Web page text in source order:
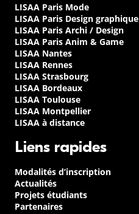
LISAA Paris Mode
LISAA Paris Design graphique
LISAA Paris Archi / Design
LISAA Paris Anim & Game
LISAA Nantes
LISAA Rennes
LISAA Strasbourg
LISAA Bordeaux
LISAA Toulouse
LISAA Montpellier
LISAA à distance
Liens rapides
Modalités d’inscription
Actualités
Projets étudiants
Partenaires